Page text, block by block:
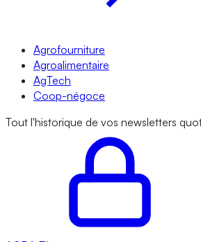
Agrofourniture
Agroalimentaire
AgTech
Coop-négoce
Tout l'historique de vos newsletters